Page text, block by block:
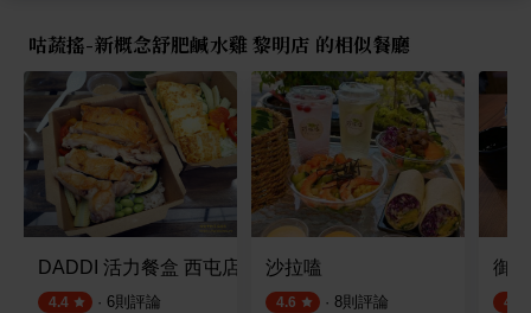
咕蔬搖-新概念舒肥鹹水雞 黎明店 的相似餐廳
DADDI 活力餐盒 西屯店
4.4 · 6則評論
沙拉嗑
4.6 · 8則評論
御
4.8